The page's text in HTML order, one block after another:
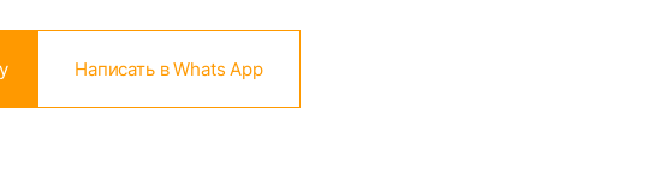
Написать в Whats App